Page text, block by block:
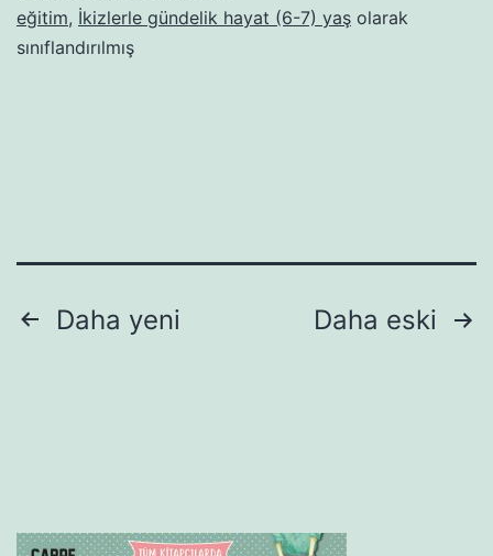
eğitim, İkizlerle gündelik hayat (6-7) yaş olarak
sınıflandırılmış
YazıDaha yeni Daha eski